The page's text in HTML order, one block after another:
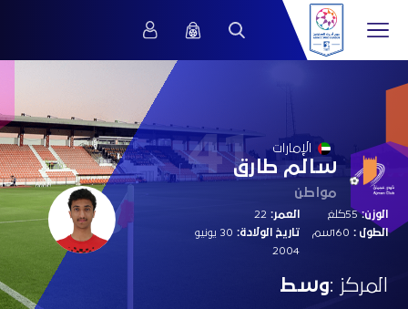
41 الإمارات
سالم طارق
مواطن
الوزن:55كلغ
الطول :
العمر:
تاريخ الولادة:
30 يونيو
2004
المركز :وسط